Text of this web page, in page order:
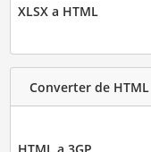
XLSX a HTML
Converter de HTML